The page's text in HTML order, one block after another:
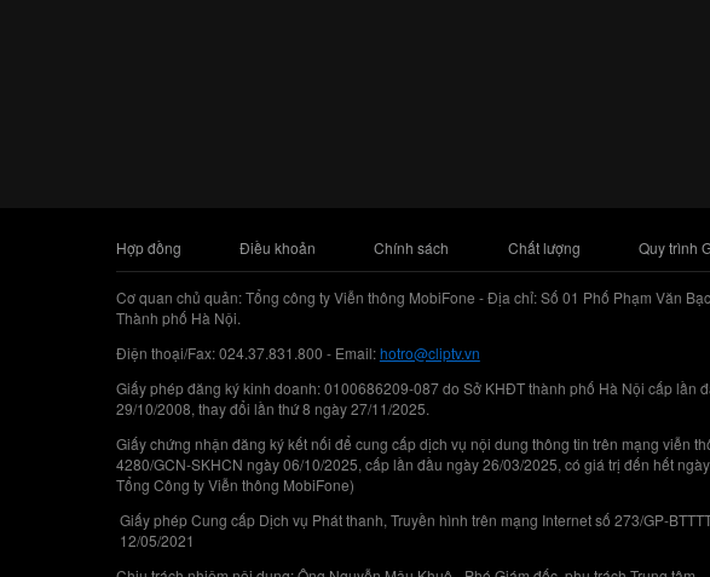
Hợp đồng Điều khoản Chính sách Chất lượng Quy trình
Cơ quan chủ quản: Tổng công ty Viễn thông MobiFone - Địa chỉ: Số 01 Phố Phạm Văn
Thành phố Hà Nội.
Điện thoại/Fax: 024.37.831.800 - Email:hotro@cliptv.vn
Giấy phép đăng ký kinh doanh: 0100686209-087 do Sở KHĐT thành phố Hà Nội cấp lần
29/10/2008, thay đổi lần thứ 8 ngày 27/11/2025.
Giấy chứng nhận đăng ký kết nối để cung cấp dịch vụ nội dung thông tin trên mạng viễn
4280/GCN-SKHCN ngày 06/10/2025, cấp lần đầu ngày 26/03/2025, có giá trị đến hết
Tổng Công ty Viễn thông MobiFone)
Giấy phép Cung cấp Dịch vụ Phát thanh, Truyền hình trên mạng Internet số 273/GP-
12/05/2021